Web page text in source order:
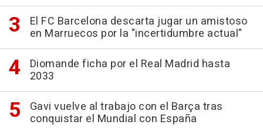
El FC Barcelona descarta jugar un amistoso
en Marruecos por la "incertidumbre actual"
Diomande ficha por el Real Madrid hasta
2033
Gavi vuelve al trabajo con el Barça tras
conquistar el Mundial con España